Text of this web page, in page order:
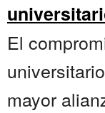
El
mayor